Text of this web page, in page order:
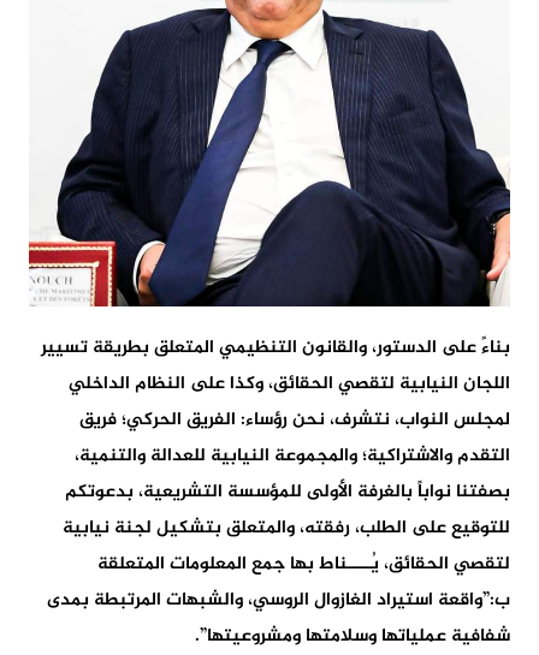
بناءً على الدستور، والقانون التنظيمي المتعلق بطريقة تسيير
اللجان النيابية لتقصي الحقائق، وكذا على النظام الداخلي
لمجلس النواب، نتشرف، نحن رؤساء: الفريق الحركي؛ فريق
التقدم والاشتراكية؛ والمجموعة النيابية للعدالة والتنمية،
بصفتنا نواباً بالغرفة الأولى للمؤسسة التشريعية، بدعوتكم
للتوقيع على الطلب، رفقته، والمتعلق بتشكيل لجنة نيابية
لتقصي الحقائق، يُــــناط بها جمع المعلومات المتعلقة
ب:”واقعة استيراد الغازوال الروسي، والشبهات المرتبطة بمدى
شفافية عملياتها وسلامتها ومشروعيتها”.